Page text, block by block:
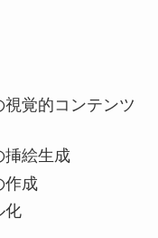
覚的コンテンツ
挿絵生成
作成
化